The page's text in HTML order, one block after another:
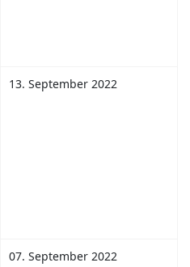
13. September 2022
07. September 2022